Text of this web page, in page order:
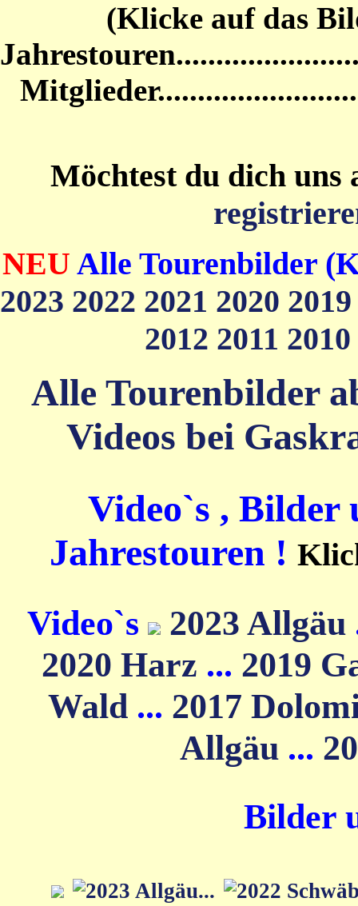
(Klicke auf das
Möchtest du dich uns
NEU Alle Tourenbilder
2023 2022 2021 2020
2012 2011 2010
Alle Tourenbilder
Videos bei
Video`s , Bilder
Jahrestouren !
Video`s 2023 Allgäu
2020 Harz ... 2019
Wald ... 2017
Allgäu ...
Bilder